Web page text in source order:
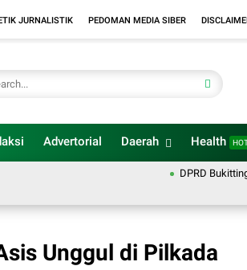
JURNALISTIK PEDOMAN MEDIA SIBER
Advertorial Daerah Health
DPRD Bukittinggi
Unggul di Pilkada